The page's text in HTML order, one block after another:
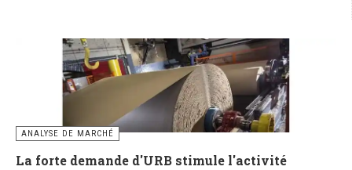
ANALYSE DE MARCHÉ
La forte demande d'URB stimule l'activité